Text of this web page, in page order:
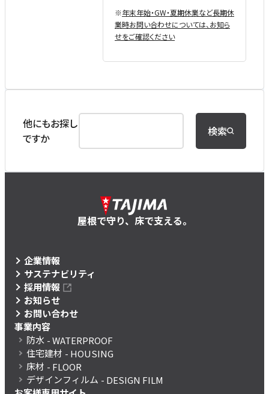
※年末年始・GW・夏期休業など⻑期休
業時お問い合わせについては、お知ら
せをご確認ください
他にもお探し
ですか
検索
屋根で守り、床で支える。
企業情報
サステナビリティ
採用情報
お知らせ
お問い合わせ
事業内容
防水 - WATERPROOF
住宅建材 - HOUSING
床材 - FLOOR
デザインフィルム - DESIGN FILM